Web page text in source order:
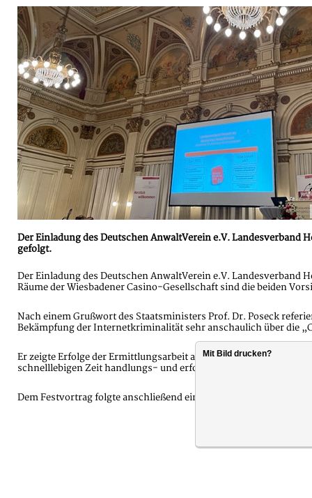
Der Einladung des Deutschen AnwaltVerein e.V. Landesverband
gefolgt.
Der Einladung des Deutschen AnwaltVerein e.V. Landesverband
Räume der Wiesbadener Casino-Gesellschaft sind die beiden
Nach einem Grußwort des Staatsministers Prof. Dr. Poseck
Bekämpfung der Internetkriminalität sehr anschaulich über die
Er zeigte Erfolge der Ermittlungsarbeit auf, wies jedoch auch auf
schnelllebigen Zeit handlungs- und erfolgsorientiert tätig sein zu
Dem Festvortrag folgte anschließend eine Diskussion.
Mit Bild drucken?